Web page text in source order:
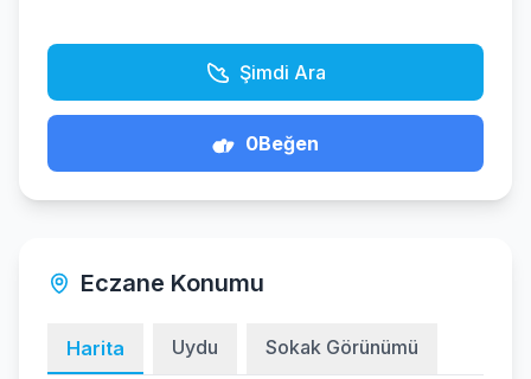
Şimdi Ara
0Beğen
Eczane Konumu
Harita Uydu Sokak Görünümü